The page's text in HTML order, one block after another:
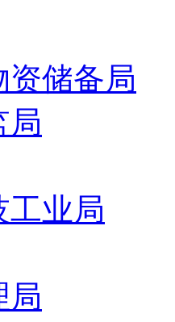
资储备局
局
工业局
局